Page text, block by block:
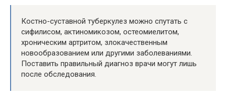
Костно-суставной туберкулез можно спутать с
сифилисом, актиномикозом, остеомиелитом,
хроническим артритом, злокачественным
новообразованием или другими заболеваниями.
Поставить правильный диагноз врачи могут лишь
после обследования.